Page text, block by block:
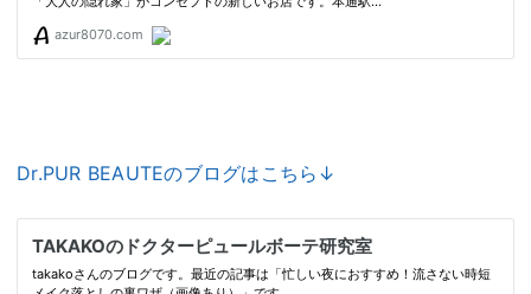
Dr.PUR BEAUTEのブログはこちら↓